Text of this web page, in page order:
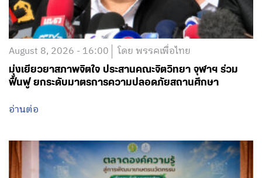
มุ่งเยียวยาสภาพจิตใจ ประสานคณะจิตวิทยา จุฬาฯ ร่วม
ฟื้นฟู ยกระดับมาตรการความปลอดภัยสถานศึกษา
อ่านต่อ